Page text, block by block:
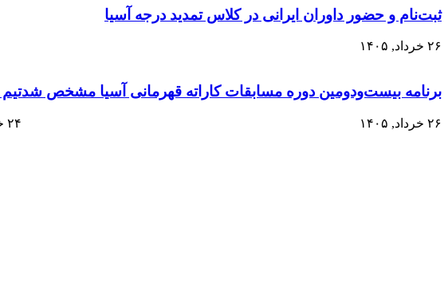
ثبت‌نام و حضور داوران ایرانی در کلاس تمدید درجه آسیا
۲۶ خرداد, ۱۴۰۵
برنامه بیست‌ودومین دوره مسابقات کاراته قهرمانی آسیا مشخص شد
۲۶ خرداد, ۱۴۰۵ ۲۴ خرداد, ۱۴۰۵